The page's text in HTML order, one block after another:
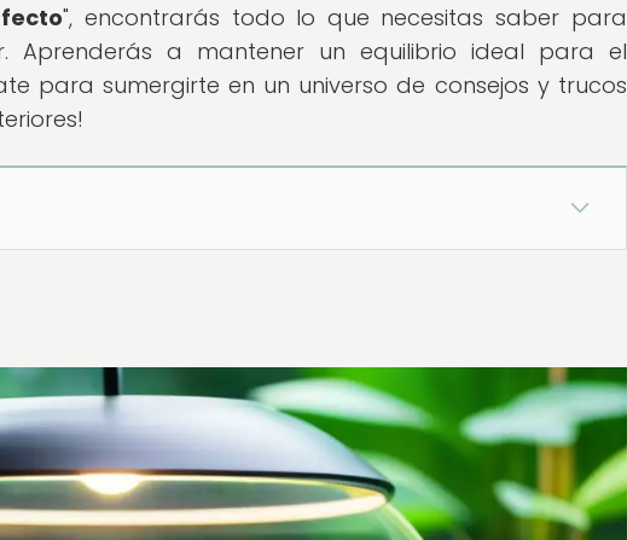
", encontrarás todo lo que necesitas saber para
Aprenderás a mantener un equilibrio ideal para el
para sumergirte en un universo de consejos y trucos